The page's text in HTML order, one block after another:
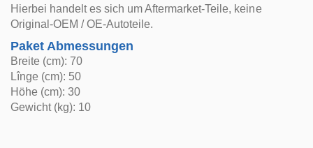
Hierbei handelt es sich um Aftermarket-Teile, keine
Original-OEM / OE-Autoteile.
Paket Abmessungen
Breite (cm): 70
Lînge (cm): 50
Höhe (cm): 30
Gewicht (kg): 10